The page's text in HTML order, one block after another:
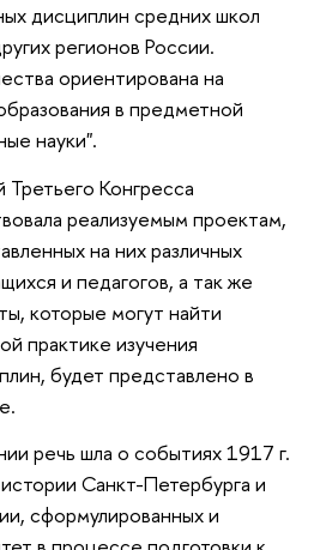
дисциплин средних школ
регионов России.
ориентирована на
в предметной
науки".
Конгресса
реализуемым проектам,
на них различных
и педагогов, а так же
которые могут найти
практике изучения
будет представлено в
речь шла о событиях 1917 г.
Санкт-Петербурга и
сформулированных и